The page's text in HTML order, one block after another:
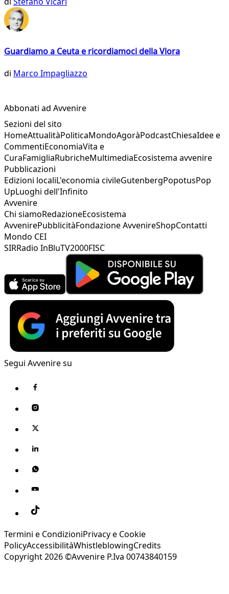
Guardiamo a Ceuta e ricordiamoci della Vlora
di Marco Impagliazzo
Abbonati ad Avvenire
Sezioni del sito
HomeAttualitàPoliticaMondoAgoràPodcastChiesaIdee e
CommentiEconomiaVita e
CuraFamigliaRubricheMultimediaEcosistema avvenire
Pubblicazioni
Edizioni localiL'economia civileGutenbergPopotusPop
UpLuoghi dell'Infinito
Avvenire
Chi siamoRedazioneEcosistema
AvvenirePubblicitàFondazione AvvenireShopContatti
Mondo CEI
SIRRadio InBluTV2000FISC
Segui Avvenire su
Termini e CondizioniPrivacy e Cookie
PolicyAccessibilitàWhistleblowingCredits
Copyright 2026 ©Avvenire P.Iva 00743840159